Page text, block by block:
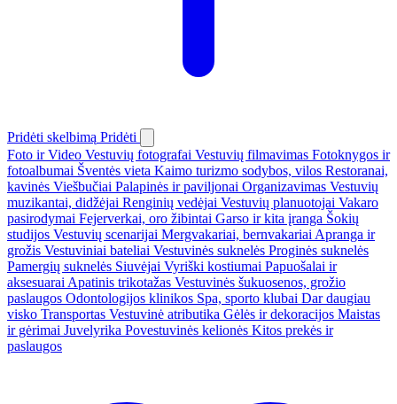
Pridėti skelbimą Pridėti
Foto ir Video Vestuvių fotografai Vestuvių filmavimas Fotoknygos ir
fotoalbumai Šventės vieta Kaimo turizmo sodybos, vilos Restoranai,
kavinės Viešbučiai Palapinės ir paviljonai Organizavimas Vestuvių
muzikantai, didžėjai Renginių vedėjai Vestuvių planuotojai Vakaro
pasirodymai Fejerverkai, oro žibintai Garso ir kita įranga Šokių
studijos Vestuvių scenarijai Mergvakariai, bernvakariai Apranga ir
grožis Vestuviniai bateliai Vestuvinės suknelės Proginės suknelės
Pamergių suknelės Siuvėjai Vyriški kostiumai Papuošalai ir
aksesuarai Apatinis trikotažas Vestuvinės šukuosenos, grožio
paslaugos Odontologijos klinikos Spa, sporto klubai Dar daugiau
visko Transportas Vestuvinė atributika Gėlės ir dekoracijos Maistas
ir gėrimai Juvelyrika Povestuvinės kelionės Kitos prekės ir
paslaugos